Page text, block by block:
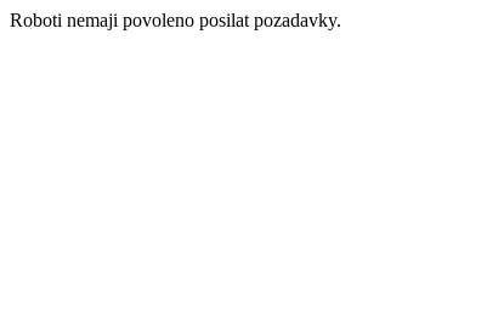
Roboti nemaji povoleno posilat pozadavky.